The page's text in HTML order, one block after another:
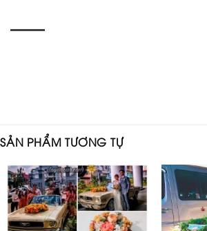
SẢN PHẨM TƯƠNG TỰ